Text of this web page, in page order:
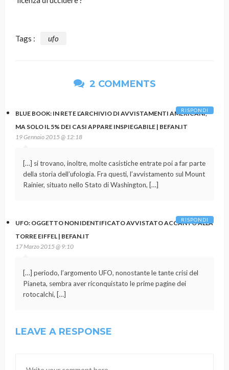
Tags : ufo
2 COMMENTS
BLUE BOOK: IN RETE L’ARCHIVIO DI AVVISTAMENTI AMERICANI,
MA SOLO IL 5% DEI CASI APPARE INSPIEGABILE | BEFAN.IT
19 Gennaio 2015 @ 12:18
[…] si trovano, inoltre, molte casistiche entrate poi a far parte
della storia dell’ufologia. Fra questi, l’avvistamento sul Mount
Rainier, situato nello Stato di Washington, […]
RISPONDI
UFO: OGGETTO NON IDENTIFICATO AVVISTATO ACCANTO ALLA
TORRE EIFFEL | BEFAN.IT
17 Marzo 2015 @ 9:10
[…] periodo, l’argomento UFO, nonostante le tante crisi del
Pianeta, sembra aver riconquistato le prime pagine dei
rotocalchi, […]
RISPONDI
LEAVE A RESPONSE